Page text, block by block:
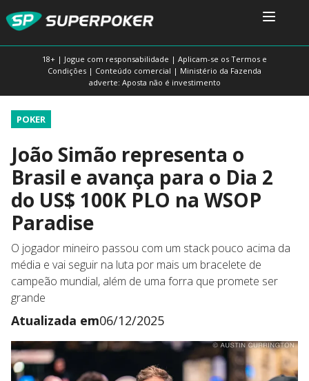
18+ | Jogue com responsabilidade | Aplicam-se os Termos e
Condições | Conteúdo comercial | Ministério da Fazenda
adverte: Aposta não é investimento
POKER
João Simão representa o
Brasil e avança para o Dia 2
do US$ 100K PLO na WSOP
Paradise
O jogador mineiro passou com um stack pouco acima da
média e vai seguir na luta por mais um bracelete de
campeão mundial, além de uma forra que promete ser
grande
Atualizada em06/12/2025